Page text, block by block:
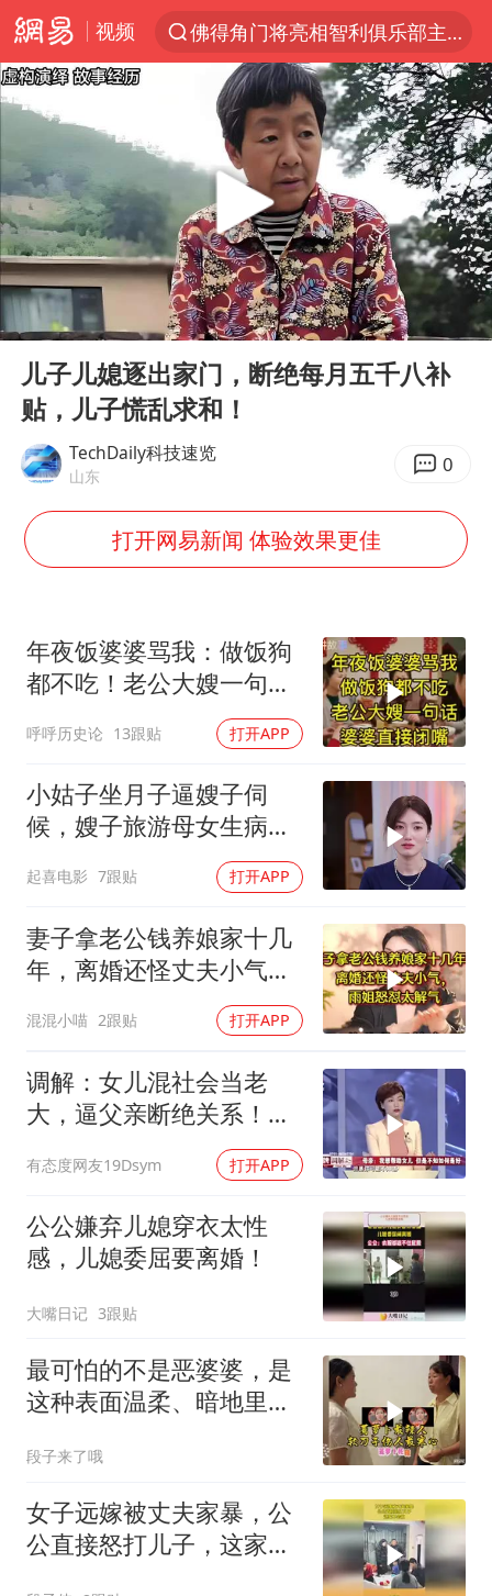
视频
佛得角门将亮相智利俱乐部主场
以“新”破局 首发经济点亮城市消费活力
中方回应是否在太平洋海底开采稀土
看守所辅警收受10万获刑1年
宇树科技发行价格150.80元/股
宇树科技王兴兴身家有望超200亿元
五粮液渠道价一箱上涨近百元
CIA被曝已秘密设立古巴工作组
法国将禁止“未经同意的电话营销”
吉林一“温度计大楼”读数爆表
女子利用漏洞0元薅走3000多件家电
27岁女子成组织卖淫集团主犯被通缉
24小时不关空调 电费会更低吗
东方甄选被判赔偿江小白30万元
奋进开新局 实干挑大梁
Play
00:00 23:23
儿子儿媳逐出家门，断绝每月五千八补
贴，儿子慌乱求和！
TechDaily科技速览
山东 0
打开网易新闻 体验效果更佳
年夜饭婆婆骂我：做饭狗
都不吃！老公大嫂一句
呼呼历史论 13跟贴 打开APP
小姑子坐月子逼嫂子伺
候，嫂子旅游母女生病反
讹医药费，荒唐至极
起喜电影 7跟贴 打开APP
妻子拿老公钱养娘家十几
年，离婚还怪丈夫小气，
混混小喵 2跟贴 打开APP
调解：女儿混社会当老
大，逼父亲断绝关系！女
有态度网友19Dsym 打开APP
公公嫌弃儿媳穿衣太性
感，儿媳委屈要离婚！
大嘴日记 3跟贴
最可怕的不是恶婆婆，是
这种表面温柔、暗地里处
段子来了哦
女子远嫁被丈夫家暴，公
公直接怒打儿子，这家不